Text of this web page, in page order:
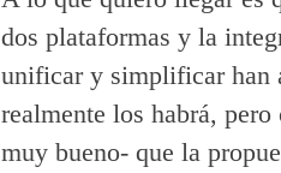
dos plataformas y la
unificar y simplificar han
realmente los habrá,
muy bueno- que la